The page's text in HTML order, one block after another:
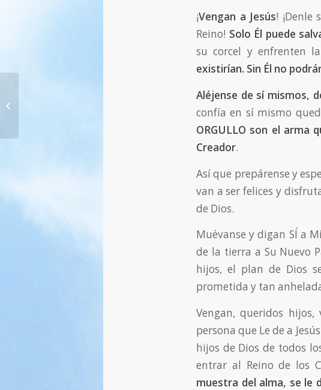
¡Vengan a Jesús! ¡Denle
Reino! Solo Él puede
su corcel y enfrenten
existirían. Sin Él no
Aléjense de sí mismos,
confía en sí mismo
ORGULLO son el arma
Creador.
Así que prepárense y
van a ser felices y
de Dios.
Muévanse y digan SÍ a
de la tierra a Su Nuevo
hijos, el plan de Dios
prometida y tan
Vengan, queridos
persona que Le de a
hijos de Dios de todos
entrar al Reino de los
muestra del alma, se le